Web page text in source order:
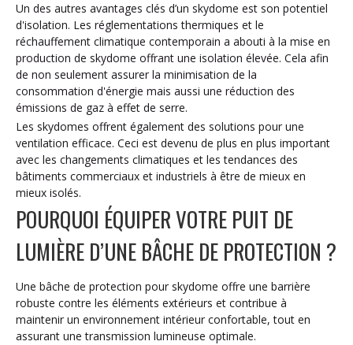
Un des autres avantages clés d’un skydome est son potentiel
d'isolation. Les réglementations thermiques et le
réchauffement climatique contemporain a abouti à la mise en
production de skydome offrant une isolation élevée. Cela afin
de non seulement assurer la minimisation de la
consommation d'énergie mais aussi une réduction des
émissions de gaz à effet de serre.
Les skydomes offrent également des solutions pour une
ventilation efficace. Ceci est devenu de plus en plus important
avec les changements climatiques et les tendances des
bâtiments commerciaux et industriels à être de mieux en
mieux isolés.
POURQUOI ÉQUIPER VOTRE PUIT DE
LUMIÈRE D’UNE BÂCHE DE PROTECTION ?
Une bâche de protection pour skydome offre une barrière
robuste contre les éléments extérieurs et contribue à
maintenir un environnement intérieur confortable, tout en
assurant une transmission lumineuse optimale.